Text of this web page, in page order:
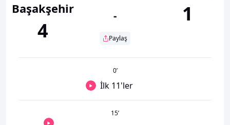
Başakşehir
4
-
Paylaş
1
0’
İlk 11'ler
15’